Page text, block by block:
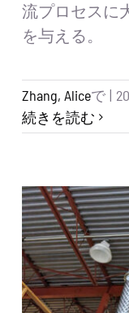
流プロセスに
を与える。
Zhang, Aliceで |
続きを読む